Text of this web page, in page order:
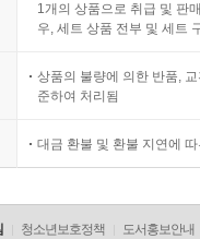
1개의 상품으로 취급 및 판
우, 세트 상품 전부 및 세트
상품의 불량에 의한 반품,
준하여 처리됨
대금 환불 및 환불 지연에
청소년보호정책 도서홍보안내